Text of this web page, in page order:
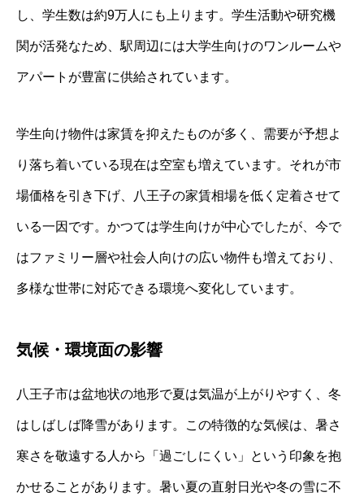
し、学生数は約9万人にも上ります。学生活動や研究機
関が活発なため、駅周辺には大学生向けのワンルームや
アパートが豊富に供給されています。
学生向け物件は家賃を抑えたものが多く、需要が予想よ
り落ち着いている現在は空室も増えています。それが市
場価格を引き下げ、八王子の家賃相場を低く定着させて
いる一因です。かつては学生向けが中心でしたが、今で
はファミリー層や社会人向けの広い物件も増えており、
多様な世帯に対応できる環境へ変化しています。
気候・環境面の影響
八王子市は盆地状の地形で夏は気温が上がりやすく、冬
はしばしば降雪があります。この特徴的な気候は、暑さ
寒さを敬遠する人から「過ごしにくい」という印象を抱
かせることがあります。暑い夏の直射日光や冬の雪に不